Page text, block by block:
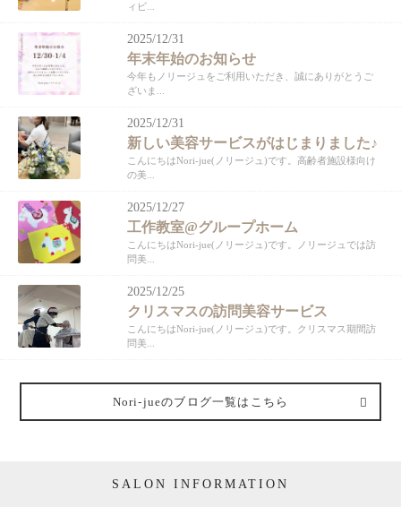
ィビ...
2025/12/31
年末年始のお知らせ
今年もノリージュをご利用いただき、誠にありがとうご
ざいま...
2025/12/31
新しい美容サービスがはじまりました♪
こんにちはNori-jue(ノリージュ)です。高齢者施設様向け
の美...
2025/12/27
工作教室@グループホーム
こんにちはNori-jue(ノリージュ)です。ノリージュでは訪
問美...
2025/12/25
クリスマスの訪問美容サービス
こんにちはNori-jue(ノリージュ)です。クリスマス期間訪
問美...
Nori-jueのブログ一覧はこちら
SALON INFORMATION